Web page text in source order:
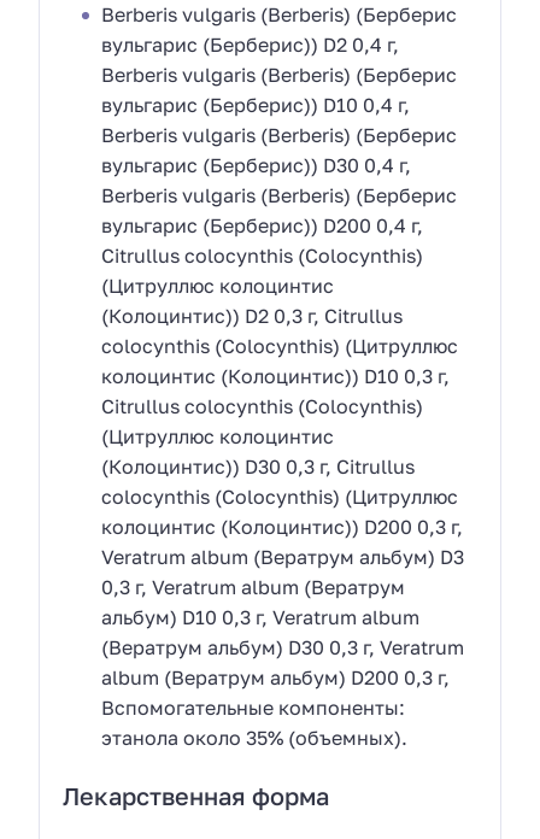
Berberis vulgaris (Berberis) (Берберис
вульгарис (Берберис)) D2 0,4 г,
Berberis vulgaris (Berberis) (Берберис
вульгарис (Берберис)) D10 0,4 г,
Berberis vulgaris (Berberis) (Берберис
вульгарис (Берберис)) D30 0,4 г,
Berberis vulgaris (Berberis) (Берберис
вульгарис (Берберис)) D200 0,4 г,
Citrullus colocynthis (Colocynthis)
(Цитруллюс колоцинтис
(Колоцинтис)) D2 0,3 г, Citrullus
colocynthis (Colocynthis) (Цитруллюс
колоцинтис (Колоцинтис)) D10 0,3 г,
Citrullus colocynthis (Colocynthis)
(Цитруллюс колоцинтис
(Колоцинтис)) D30 0,3 г, Citrullus
colocynthis (Colocynthis) (Цитруллюс
колоцинтис (Колоцинтис)) D200 0,3 г,
Veratrum album (Вератрум альбум) D3
0,3 г, Veratrum album (Вератрум
альбум) D10 0,3 г, Veratrum album
(Вератрум альбум) D30 0,3 г, Veratrum
album (Вератрум альбум) D200 0,3 г,
Вспомогательные компоненты:
этанола около 35% (объемных).
Лекарственная форма